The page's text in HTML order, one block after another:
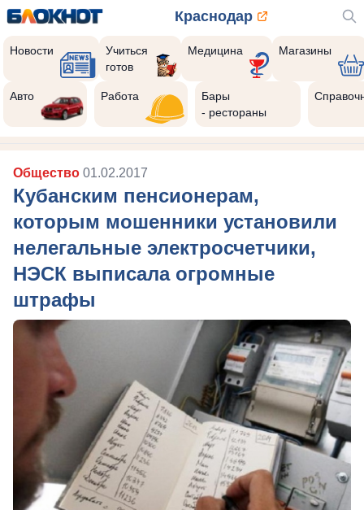
Краснодар
Новости
Учиться
готов
Медицина Магазины
Авто Работа
Бары
- рестораны
Общество 01.02.2017
Кубанским пенсионерам,
которым мошенники установили
нелегальные электросчетчики,
НЭСК выписала огромные
штрафы